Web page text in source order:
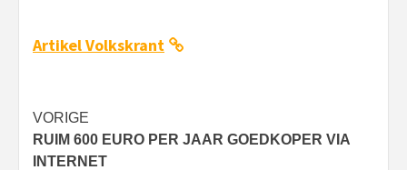
Artikel Volkskrant
Bericht
navigatie
VORIGE
RUIM 600 EURO PER JAAR GOEDKOPER VIA
INTERNET